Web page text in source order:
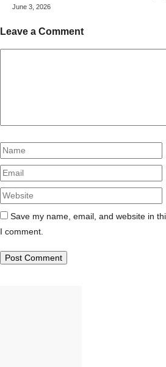
June 3, 2026
Leave a Comment
Name
Save my name, email, and website in
I comment.